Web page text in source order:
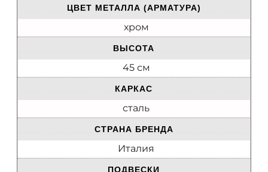
ЦВЕТ МЕТАЛЛА (АРМАТУРА)
хром
ВЫСОТА
45 см
КАРКАС
сталь
СТРАНА БРЕНДА
Италия
ПОДВЕСКИ